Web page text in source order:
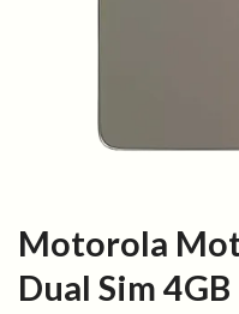
Motorola
Dual Sim